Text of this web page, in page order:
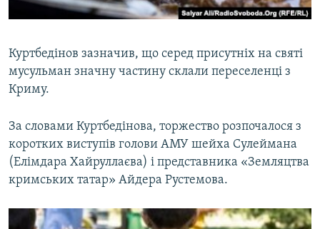
Куртбедінов зазначив, що серед присутніх на святі
мусульман значну частину склали переселенці з
Криму.
За словами Куртбедінова, торжество розпочалося з
коротких виступів голови АМУ шейха Сулеймана
(Елімдара Хайруллаєва) і представника «Земляцтва
кримських татар» Айдера Рустемова.